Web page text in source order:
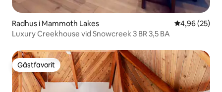
Radhus i Mammoth Lakes 4,96 av 5 i
4,96 (25)
Luxury Creekhouse vid Snowcreek 3 BR 3,5 BA
Gästfavorit
Gästfavorit